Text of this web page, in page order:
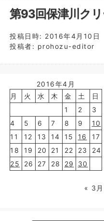
第93回保津川ク
投稿日時: 2016年4月10日
投稿者: prohozu-editor
2016年4月
月
火 水 木 金 土
日
1
2
3
4
5 6 7 8 9
10
11
12 13 14 15 16
17
18
19 20 21 22 23
24
25
26 27 28 29 30
« 3月